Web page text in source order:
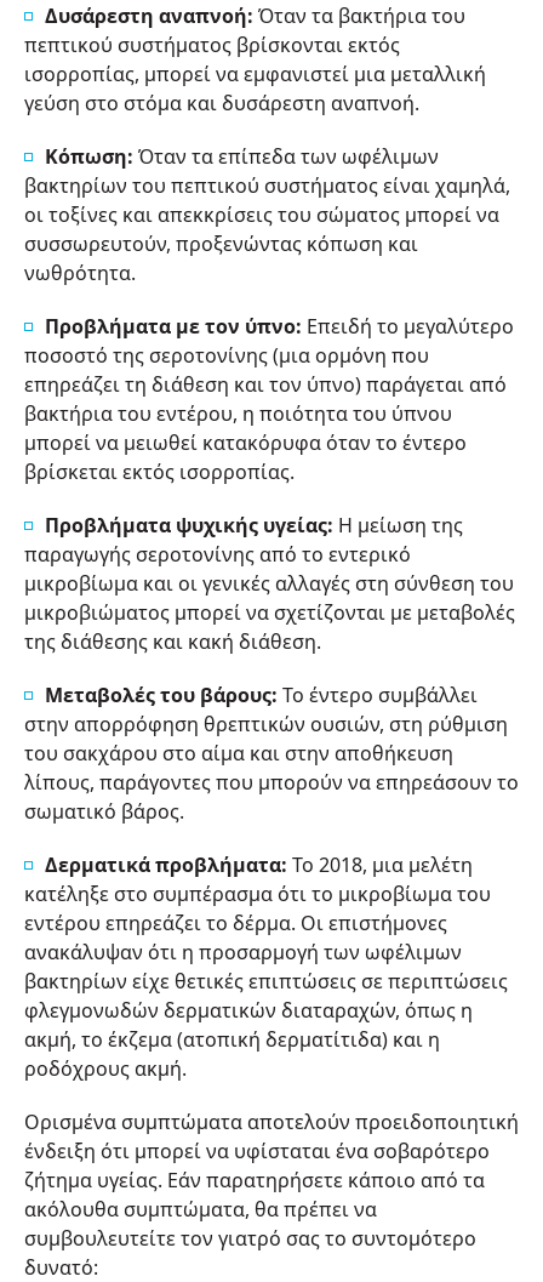
Δυσάρεστη αναπνοή: Όταν τα βακτήρια του
πεπτικού συστήματος βρίσκονται εκτός
ισορροπίας, μπορεί να εμφανιστεί μια μεταλλική
γεύση στο στόμα και δυσάρεστη αναπνοή.
Κόπωση: Όταν τα επίπεδα των ωφέλιμων
βακτηρίων του πεπτικού συστήματος είναι χαμηλά,
οι τοξίνες και απεκκρίσεις του σώματος μπορεί να
συσσωρευτούν, προξενώντας κόπωση και
νωθρότητα.
Προβλήματα με τον ύπνο: Επειδή το μεγαλύτερο
ποσοστό της σεροτονίνης (μια ορμόνη που
επηρεάζει τη διάθεση και τον ύπνο) παράγεται από
βακτήρια του εντέρου, η ποιότητα του ύπνου
μπορεί να μειωθεί κατακόρυφα όταν το έντερο
βρίσκεται εκτός ισορροπίας.
Προβλήματα ψυχικής υγείας: Η μείωση της
παραγωγής σεροτονίνης από το εντερικό
μικροβίωμα και οι γενικές αλλαγές στη σύνθεση του
μικροβιώματος μπορεί να σχετίζονται με μεταβολές
της διάθεσης και κακή διάθεση.
Μεταβολές του βάρους: Το έντερο συμβάλλει
στην απορρόφηση θρεπτικών ουσιών, στη ρύθμιση
του σακχάρου στο αίμα και στην αποθήκευση
λίπους, παράγοντες που μπορούν να επηρεάσουν το
σωματικό βάρος.
Δερματικά προβλήματα: Το 2018, μια μελέτη
κατέληξε στο συμπέρασμα ότι το μικροβίωμα του
εντέρου επηρεάζει το δέρμα. Οι επιστήμονες
ανακάλυψαν ότι η προσαρμογή των ωφέλιμων
βακτηρίων είχε θετικές επιπτώσεις σε περιπτώσεις
φλεγμονωδών δερματικών διαταραχών, όπως η
ακμή, το έκζεμα (ατοπική δερματίτιδα) και η
ροδόχρους ακμή.
Ορισμένα συμπτώματα αποτελούν προειδοποιητική
ένδειξη ότι μπορεί να υφίσταται ένα σοβαρότερο
ζήτημα υγείας. Εάν παρατηρήσετε κάποιο από τα
ακόλουθα συμπτώματα, θα πρέπει να
συμβουλευτείτε τον γιατρό σας το συντομότερο
δυνατό: